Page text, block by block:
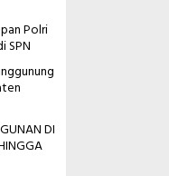
Polri
SPN
DI